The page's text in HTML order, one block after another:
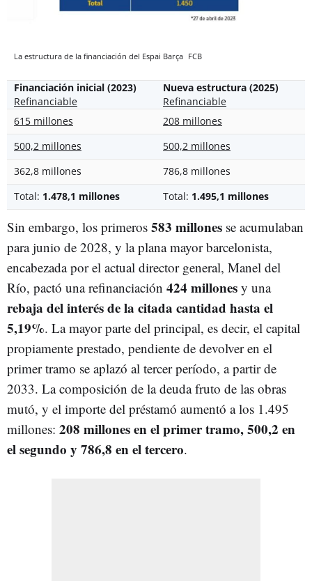
La estructura de la financiación del Espai Barça FCB
Financiación inicial (2023)
Refinanciable
Nueva estructura (2025)
Refinanciable
615 millones
208 millones
500,2 millones
500,2 millones
362,8 millones
786,8 millones
Total: 1.478,1 millones Total: 1.495,1 millones
Sin embargo, los primeros 583 millones se acumulaban
para junio de 2028, y la plana mayor barcelonista,
encabezada por el actual director general, Manel del
Río, pactó una refinanciación 424 millones y una
rebaja del interés de la citada cantidad hasta el
5,19%. La mayor parte del principal, es decir, el capital
propiamente prestado, pendiente de devolver en el
primer tramo se aplazó al tercer período, a partir de
2033. La composición de la deuda fruto de las obras
mutó, y el importe del préstamó aumentó a los 1.495
millones: 208 millones en el primer tramo, 500,2 en
el segundo y 786,8 en el tercero.